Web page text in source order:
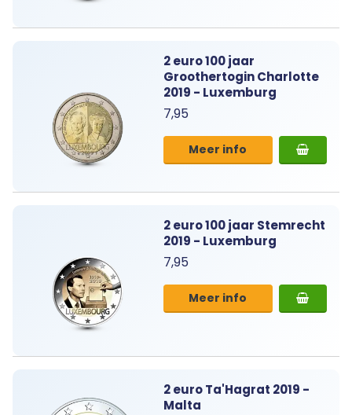
2 euro 100 jaar
Groothertogin Charlotte
2019 - Luxemburg
7,95
Meer info
2 euro 100 jaar Stemrecht
2019 - Luxemburg
7,95
Meer info
2 euro Ta'Hagrat 2019 -
Malta